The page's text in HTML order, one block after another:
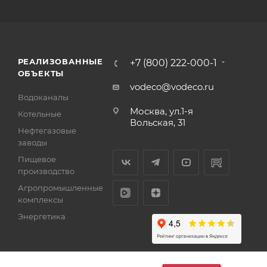
РЕАЛИЗОВАННЫЕ
ОБЪЕКТЫ
Водоканалы
Котельные
Нефтегазовые
заводы
Пищевое
производство
Агропромышленные
комплексы
Энергетика
+7 (800) 222-000-1
vodeco@vodeco.ru
Москва, ул.1-я
Вольская, 31